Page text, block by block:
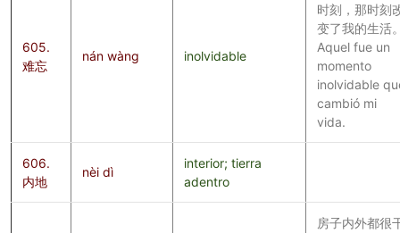
605.
难忘
nán wàng inolvidable
时刻，那时刻
变了我的生活
Aquel fue un
momento
inolvidable
cambió mi
vida.
606.
内地
nèi dì
interior; tierra
adentro
房子内外都很